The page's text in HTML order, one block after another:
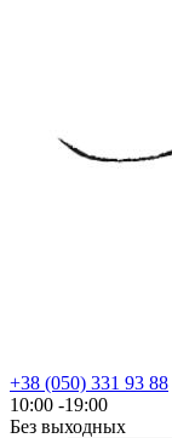
+38 (050) 331 93 88
10:00 -19:00
Без выходных